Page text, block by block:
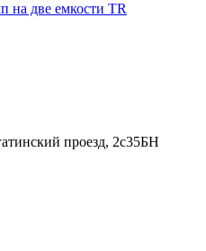
на две емкости TR
проезд, 2с35БН